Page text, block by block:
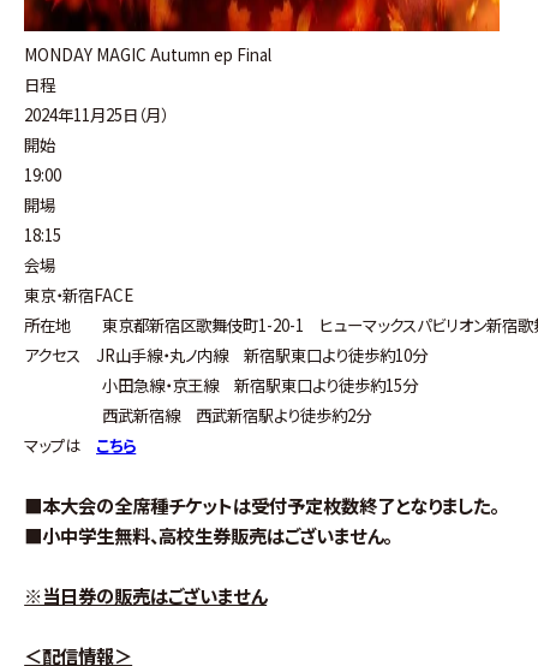
MONDAY MAGIC Autumn ep Final
日程
2024年11月25日（月）
開始
19:00
開場
18:15
会場
東京・新宿FACE
所在地 東京都新宿区歌舞伎町1-20-1 ヒューマックスパビリオン新宿歌
アクセス JR山手線・丸ノ内線 新宿駅東口より徒歩約10分
小田急線・京王線 新宿駅東口より徒歩約15分
西武新宿線 西武新宿駅より徒歩約2分
マップは こちら
■本大会の全席種チケットは受付予定枚数終了となりました。
■小中学生無料、高校生券販売はございません。
※当日券の販売はございません
＜配信情報＞